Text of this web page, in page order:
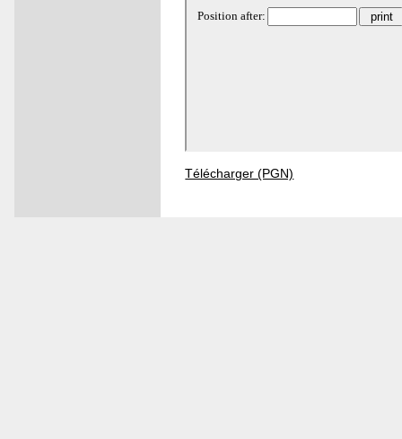
Télécharger (PGN)